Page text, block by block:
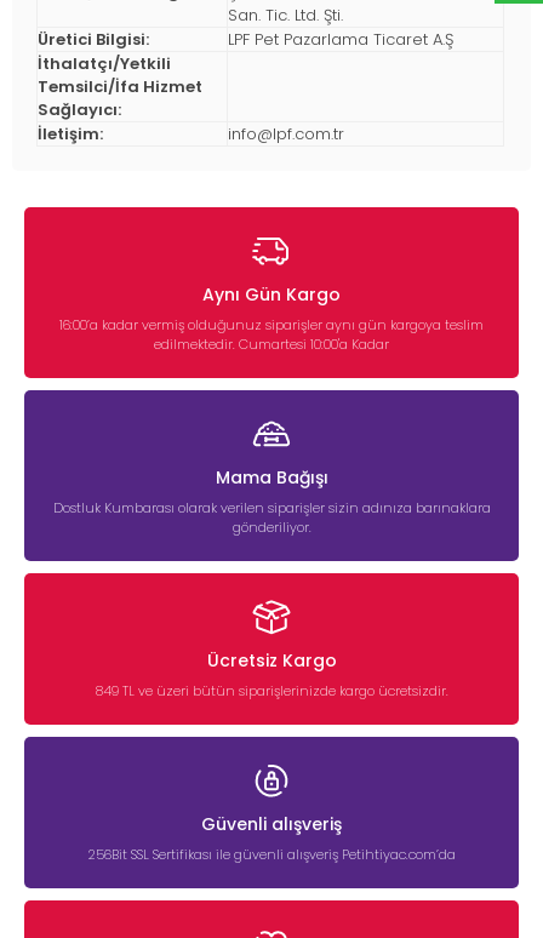
San. Tic. Ltd. Şti.
Üretici Bilgisi:
LPF Pet Pazarlama Ticaret A.Ş
İthalatçı/Yetkili
Temsilci/İfa Hizmet
Sağlayıcı:
İletişim:
info@lpf.com.tr
Aynı Gün Kargo
16:00’a kadar vermiş olduğunuz siparişler aynı gün kargoya teslim
edilmektedir. Cumartesi 10:00'a Kadar
Mama Bağışı
Dostluk Kumbarası olarak verilen siparişler sizin adınıza barınaklara
gönderiliyor.
Ücretsiz Kargo
849 TL ve üzeri bütün siparişlerinizde kargo ücretsizdir.
Güvenli alışveriş
256Bit SSL Sertifikası ile güvenli alışveriş Petihtiyac.com’da